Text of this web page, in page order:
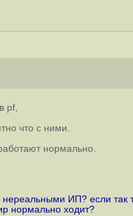
pf,
что с ними.
нормально.
ИП? если так
нормально ходит?